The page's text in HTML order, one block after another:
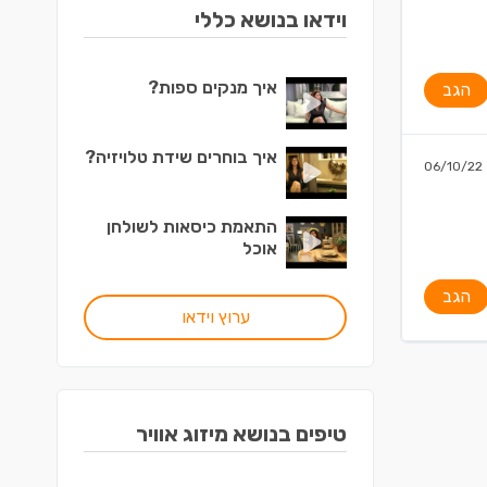
הגב
06/10/22
הגב
וידאו בנושא כללי
איך מנקים ספות?
איך בוחרים שידת טלויזיה?
התאמת כיסאות לשולחן
אוכל
ערוץ וידאו
טיפים בנושא מיזוג אוויר